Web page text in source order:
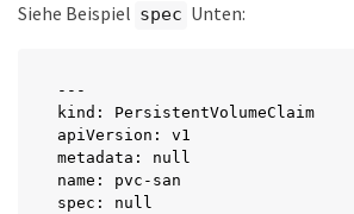
Siehe Beispiel spec Unten:
---
kind: PersistentVolumeClaim
apiVersion: v1
metadata: null
name: pvc-san
spec: null